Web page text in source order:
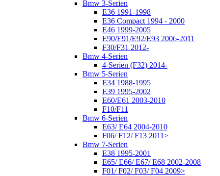
Bmw 3-Serien
E36 1991-1998
E36 Compact 1994 - 2000
E46 1999-2005
E90/E91/E92/E93 2006-2011
F30/F31 2012-
Bmw 4-Serien
4-Serien (F32) 2014-
Bmw 5-Serien
E34 1988-1995
E39 1995-2002
E60/E61 2003-2010
F10/F11
Bmw 6-Serien
E63/ E64 2004-2010
F06/ F12/ F13 2011>
Bmw 7-Serien
E38 1995-2001
E65/ E66/ E67/ E68 2002-2008
F01/ F02/ F03/ F04 2009>